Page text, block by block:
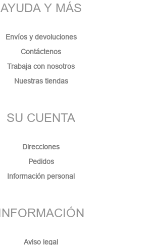
AYUDA Y MÁS
Envíos y devoluciones
Contáctenos
Trabaja con nosotros
Nuestras tiendas
SU CUENTA
Direcciones
Pedidos
Información personal
INFORMACIÓN
Aviso legal